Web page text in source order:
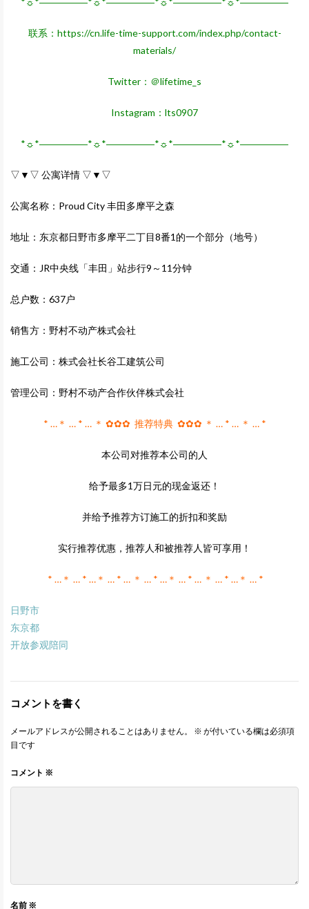
联系： https://cn.life-time-support.com/index.php/contact-
materials/
Twitter：＠lifetime_s
Instagram：lts0907
*☼*―――――*☼*―――――*☼*―――――*☼*―――――
▽▼▽ 公寓详情 ▽▼▽
公寓名称：Proud City 丰田多摩平之森
地址：东京都日野市多摩平二丁目8番1的一个部分（地号）
交通：JR中央线「丰田」站步行9～11分钟
总户数：637户
销售方：野村不动产株式会社
施工公司：株式会社长谷工建筑公司
管理公司：野村不动产合作伙伴株式会社
* …＊ … * … ＊ ✿✿✿ 推荐特典 ✿✿✿ ＊ … * … ＊ … *
本公司对推荐本公司的人
给予最多1万日元的现金返还！
并给予推荐方订施工的折扣和奖励
实行推荐优惠，推荐人和被推荐人皆可享用！
* …＊ … * …＊ … * … ＊ … * …＊ … * … ＊ … * …＊ … *
日野市
东京都
开放参观陪同
コメントを書く
メールアドレスが公開されることはありません。 ※ が付いている欄は必須項
目です
コメント ※
名前 ※